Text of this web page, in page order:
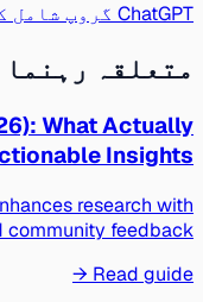
ChatGPT گروپ شامل کریں
متعلقہ رہنما
What Actually
Insights
research with
community feedback.
Read guide →